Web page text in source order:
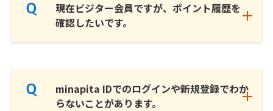
現在ビジター会員ですが、ポイント履歴を
確認したいです。
minapita IDでのログインや新規登録でわか
らないことがあります。